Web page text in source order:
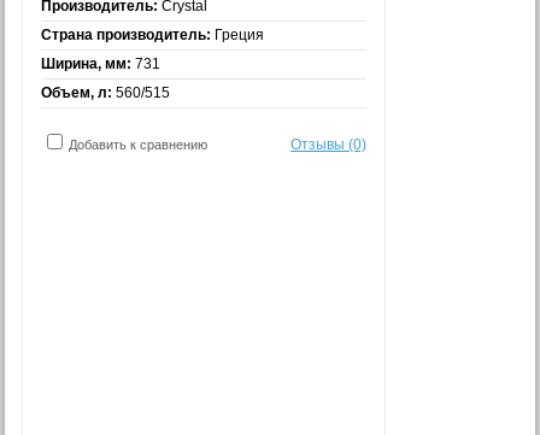
Производитель: Crystal
Страна производитель: Греция
Ширина, мм: 731
Объем, л: 560/515
Добавить к сравнению Отзывы (0)